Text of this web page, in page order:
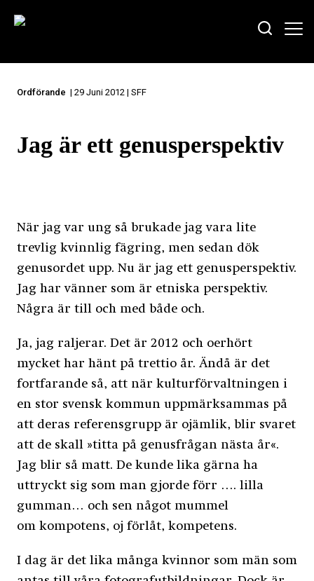
Ordförande | 29 Juni 2012 | SFF
Jag är ett genusperspektiv
När jag var ung så brukade jag vara lite
trevlig kvinnlig fägring, men sedan dök
genusordet upp. Nu är jag ett genusperspektiv.
Jag har vänner som är etniska perspektiv.
Några är till och med både och.
Ja, jag raljerar. Det är 2012 och oerhört
mycket har hänt på trettio år. Ändå är det
fortfarande så, att när kulturförvaltningen i
en stor svensk kommun uppmärksammas på
att deras referensgrupp är ojämlik, blir svaret
att de skall »titta på genusfrågan nästa år«.
Jag blir så matt. De kunde lika gärna ha
uttryckt sig som man gjorde förr …. lilla
gumman… och sen något mummel
om kompotens, oj förlåt, kompetens.
I dag är det lika många kvinnor som män som